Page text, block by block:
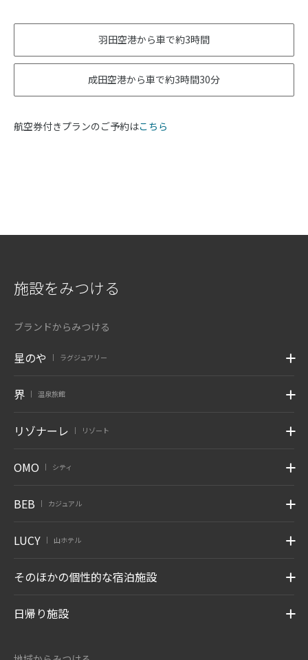
羽田空港から車で約3時間
成田空港から車で約3時間30分
航空券付きプランのご予約はこちら
施設をみつける
ブランドからみつける
星のや ラグジュアリー
界 温泉旅館
リゾナーレ リゾート
OMO シティ
BEB カジュアル
LUCY 山ホテル
そのほかの個性的な宿泊施設
日帰り施設